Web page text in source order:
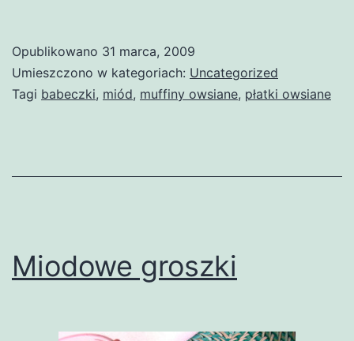
Opublikowano 31 marca, 2009
Umieszczono w kategoriach: Uncategorized
Tagi babeczki, miód, muffiny owsiane, płatki owsiane
Miodowe groszki